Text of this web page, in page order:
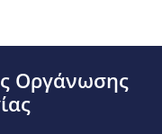
Οργάνωσης